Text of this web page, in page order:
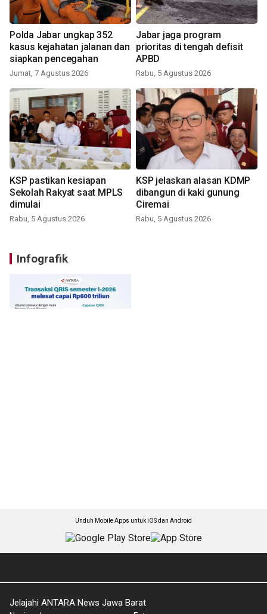
Polda Jabar ungkap 352
kasus kejahatan jalanan dan
siapkan pencegahan
Jumat, 7 Agustus 2026
Jabar jaga program
prioritas di tengah defisit
APBD
Rabu, 5 Agustus 2026
KSP pastikan kesiapan
Sekolah Rakyat saat MPLS
dimulai
Rabu, 5 Agustus 2026
KSP jelaskan alasan KDMP
dibangun di kaki gunung
Ciremai
Rabu, 5 Agustus 2026
Infografik
Unduh Mobile Apps untuk iOS dan Android
Jelajahi ANTARA News Jawa Barat